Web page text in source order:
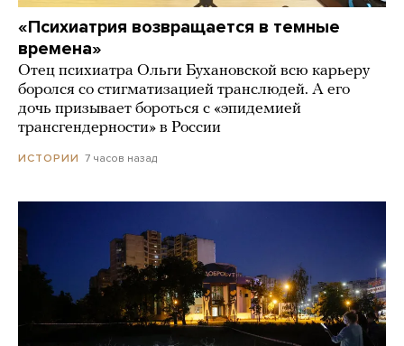
«Психиатрия возвращается в темные
времена»
Отец психиатра Ольги Бухановской всю карьеру
боролся со стигматизацией транслюдей. А его
дочь призывает бороться с «эпидемией
трансгендерности» в России
ИСТОРИИ 7 часов назад